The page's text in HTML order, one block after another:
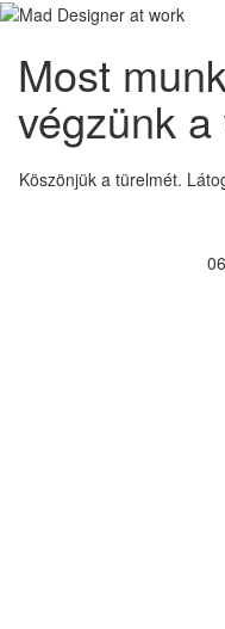
Most
végzünk
Köszönjük a türelmét.